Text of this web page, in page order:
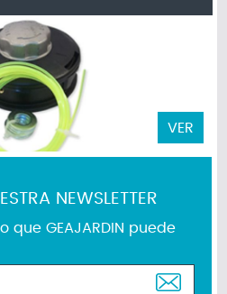
VER
NEWSLETTER
GEAJARDIN puede